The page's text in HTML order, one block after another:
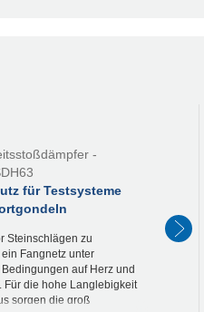
-
für Testsysteme
Steinschlägen zu
Fangnetz unter
auf Herz und
Für die hohe Langlebigkeit
sorgen die groß